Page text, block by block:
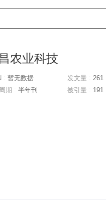
农业科技
: 暂无数据
期 : 半年刊
发文量 : 261
被引量 : 191